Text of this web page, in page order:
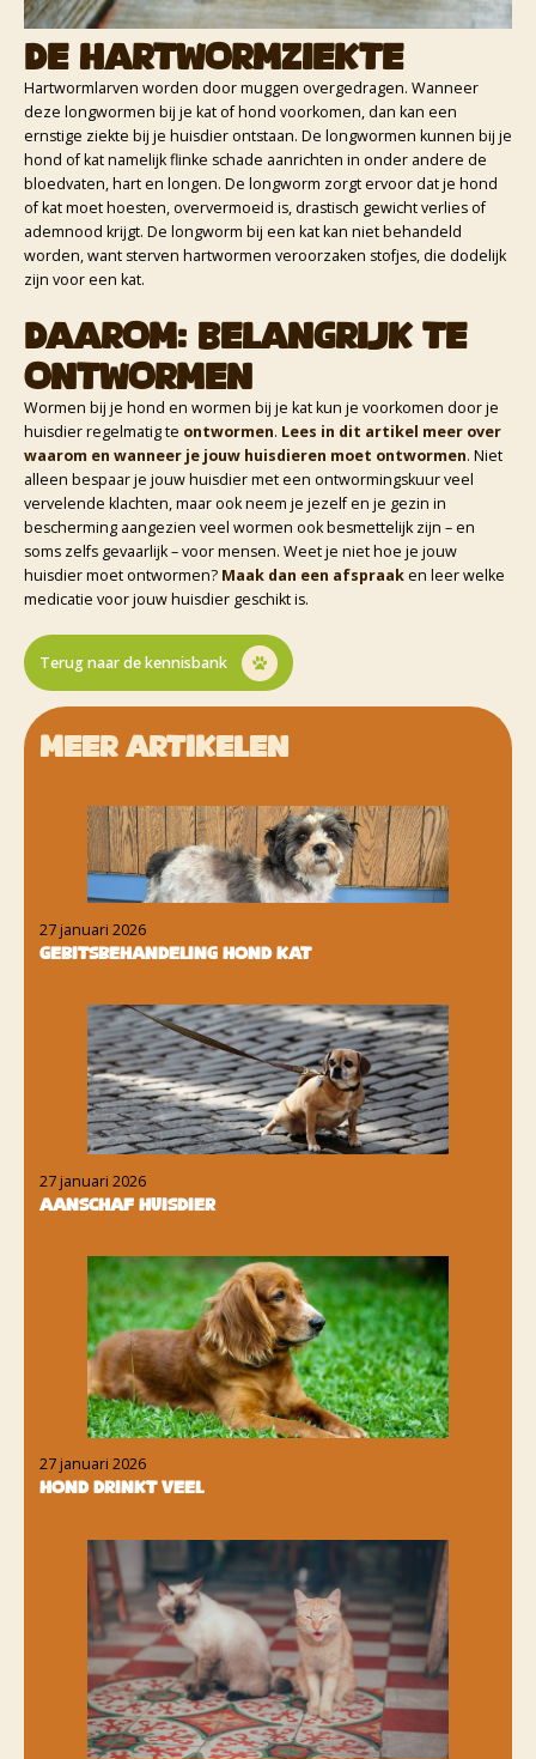
De hartwormziekte
Hartwormlarven worden door muggen overgedragen. Wanneer
deze longwormen bij je kat of hond voorkomen, dan kan een
ernstige ziekte bij je huisdier ontstaan. De longwormen kunnen bij je
hond of kat namelijk flinke schade aanrichten in onder andere de
bloedvaten, hart en longen. De longworm zorgt ervoor dat je hond
of kat moet hoesten, oververmoeid is, drastisch gewicht verlies of
ademnood krijgt. De longworm bij een kat kan niet behandeld
worden, want sterven hartwormen veroorzaken stofjes, die dodelijk
zijn voor een kat.
Daarom: belangrijk te
ontwormen
Wormen bij je hond en wormen bij je kat kun je voorkomen door je
huisdier regelmatig te ontwormen. Lees in dit artikel meer over
waarom en wanneer je jouw huisdieren moet ontwormen. Niet
alleen bespaar je jouw huisdier met een ontwormingskuur veel
vervelende klachten, maar ook neem je jezelf en je gezin in
bescherming aangezien veel wormen ook besmettelijk zijn – en
soms zelfs gevaarlijk – voor mensen. Weet je niet hoe je jouw
huisdier moet ontwormen? Maak dan een afspraak en leer welke
medicatie voor jouw huisdier geschikt is.
Terug naar de kennisbank
Meer artikelen
27 januari 2026
Gebitsbehandeling hond kat
27 januari 2026
Aanschaf huisdier
27 januari 2026
Hond drinkt veel